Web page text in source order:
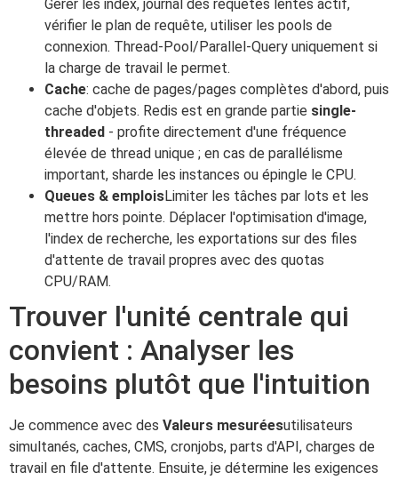
Gérer les index, journal des requêtes lentes actif,
vérifier le plan de requête, utiliser les pools de
connexion. Thread-Pool/Parallel-Query uniquement si
la charge de travail le permet.
Cache: cache de pages/pages complètes d'abord, puis
cache d'objets. Redis est en grande partie single-
threaded - profite directement d'une fréquence
élevée de thread unique ; en cas de parallélisme
important, sharde les instances ou épingle le CPU.
Queues & emploisLimiter les tâches par lots et les
mettre hors pointe. Déplacer l'optimisation d'image,
l'index de recherche, les exportations sur des files
d'attente de travail propres avec des quotas
CPU/RAM.
Trouver l'unité centrale qui
convient : Analyser les
besoins plutôt que l'intuition
Je commence avec des Valeurs mesuréesutilisateurs
simultanés, caches, CMS, cronjobs, parts d'API, charges de
travail en file d'attente. Ensuite, je détermine les exigences